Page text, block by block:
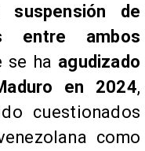
suspensión de
entre ambos
se ha agudizado
en 2024,
cuestionados
como